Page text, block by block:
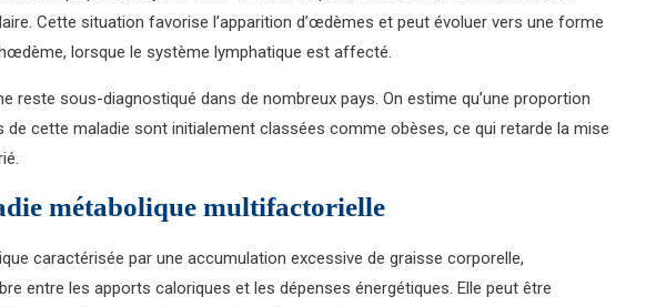
Cette situation favorise l’apparition d’œdèmes et peut évoluer vers une forme
lorsque le système lymphatique est affecté.
reste sous-diagnostiqué dans de nombreux pays. On estime qu’une proportion
cette maladie sont initialement classées comme obèses, ce qui retarde la mise
métabolique multifactorielle
caractérisée par une accumulation excessive de graisse corporelle,
entre les apports caloriques et les dépenses énergétiques. Elle peut être